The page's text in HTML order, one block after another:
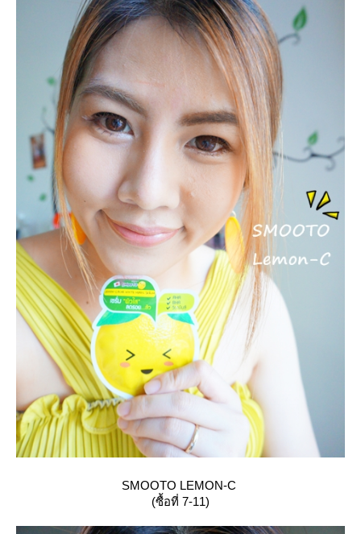
SMOOTO LEMON-C
(ซื้อที่ 7-11)